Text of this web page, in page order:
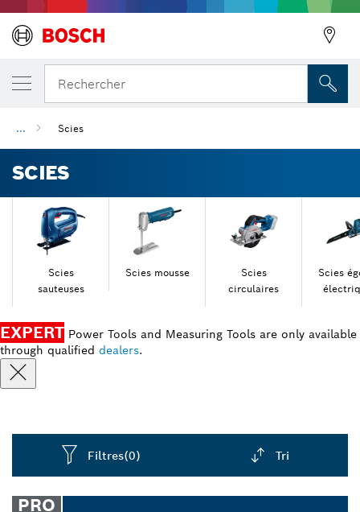
Rechercher
... Scies
SCIES
Scies
sauteuses
Scies mousse
Scies
circulaires
Scies
EXPERT Power Tools and Measuring Tools are only available
through qualified dealers.
Filtres(0) Tri
closed
PRO